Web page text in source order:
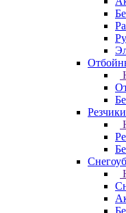
Резчики